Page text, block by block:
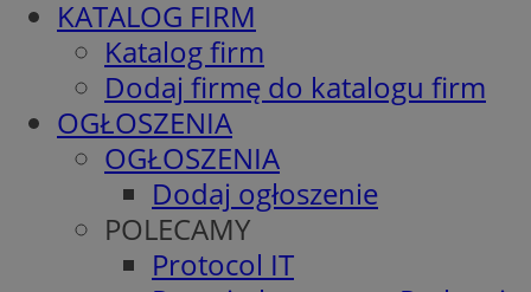
KATALOG FIRM
Katalog firm
Dodaj firmę do katalogu firm
OGŁOSZENIA
OGŁOSZENIA
Dodaj ogłoszenie
POLECAMY
Protocol IT